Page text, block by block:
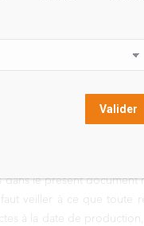
à la vente dans
présentés
à toute personne
qu’il est
doit être effectué
futures et
doivent demander
et les revenus
moins que ce qu’il a
le présent
veiller à ce que toute
à la date de